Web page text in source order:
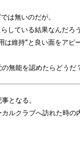
は無いのだが。
している結果なんだろう
は維持”と良い面をア
無能を認めたらどうだ
となる。
ルクラブへ訪れた時